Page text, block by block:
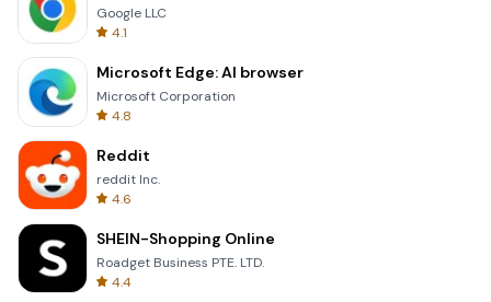
Google LLC
4.1
Microsoft Edge: AI browser
Microsoft Corporation
4.8
Reddit
reddit Inc.
4.6
SHEIN-Shopping Online
Roadget Business PTE. LTD.
4.4